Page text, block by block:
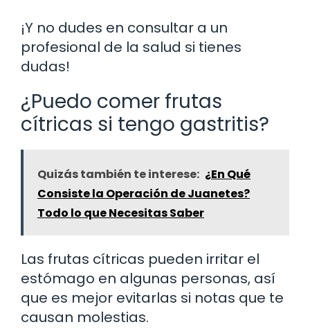
¡Y no dudes en consultar a un
profesional de la salud si tienes
dudas!
¿Puedo comer frutas
cítricas si tengo gastritis?
Quizás también te interese: ¿En Qué
Consiste la Operación de Juanetes?
Todo lo que Necesitas Saber
Las frutas cítricas pueden irritar el
estómago en algunas personas, así
que es mejor evitarlas si notas que te
causan molestias.